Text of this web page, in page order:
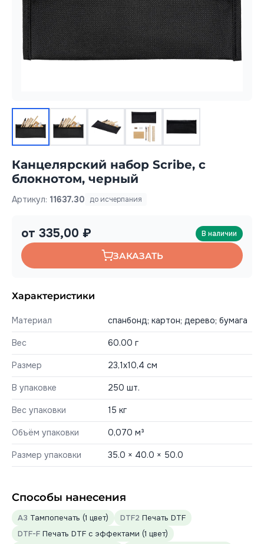
Канцелярский набор Scribe, с
блокнотом, черный
Артикул: 11637.30 до исчерпания
от 335,00 ₽ В наличии
ЗАКАЗАТЬ
Характеристики
Материал спанбонд; картон; дерево; бумага
Вес 60.00 г
Размер 23,1х10,4 см
В упаковке 250 шт.
Вес упаковки 15 кг
Объём упаковки 0,070 м³
Размер упаковки 35.0 × 40.0 × 50.0
Способы нанесения
A3 Тампопечать (1 цвет) DTF2 Печать DTF
DTF-F Печать DTF с эффектами (1 цвет)